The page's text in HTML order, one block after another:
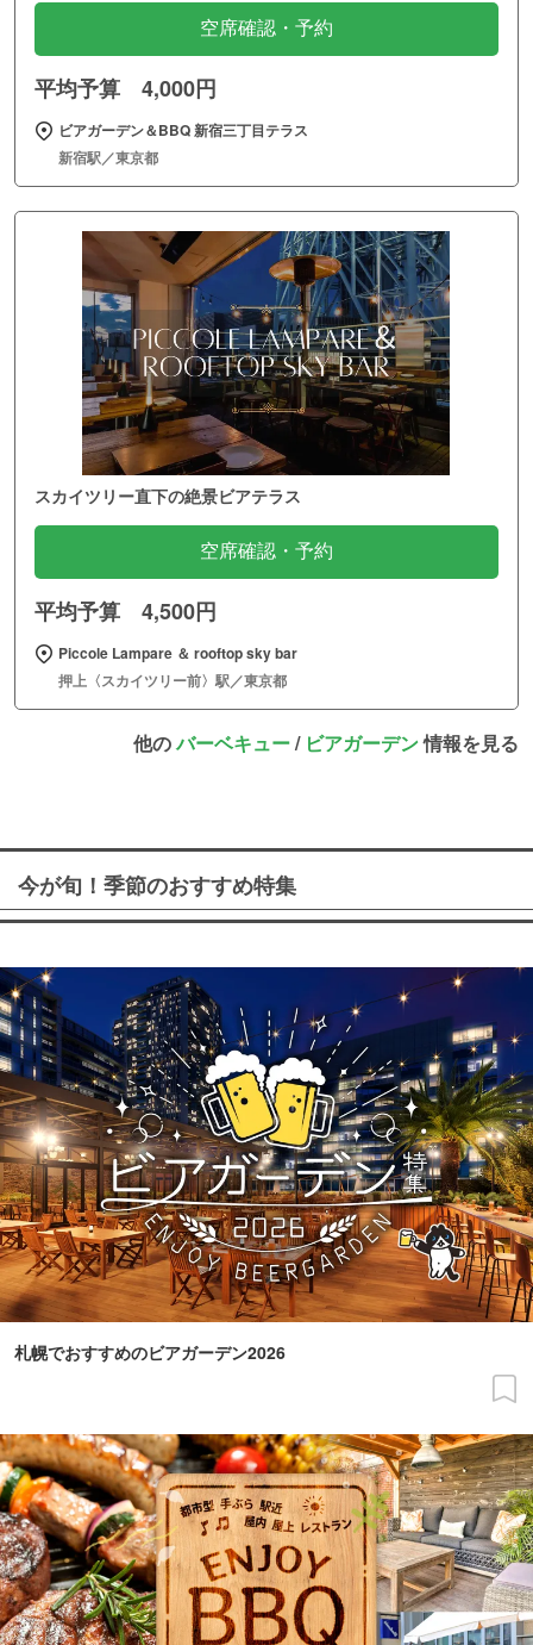
空席確認・予約
平均予算 4,000円
ビアガーデン＆BBQ 新宿三丁目テラス
新宿駅／東京都
スカイツリー直下の絶景ビアテラス
空席確認・予約
平均予算 4,500円
Piccole Lampare ＆ rooftop sky bar
押上〈スカイツリー前〉駅／東京都
他のバーベキュー/ ビアガーデン情報を見る
今が旬！季節のおすすめ特集
札幌でおすすめのビアガーデン2026